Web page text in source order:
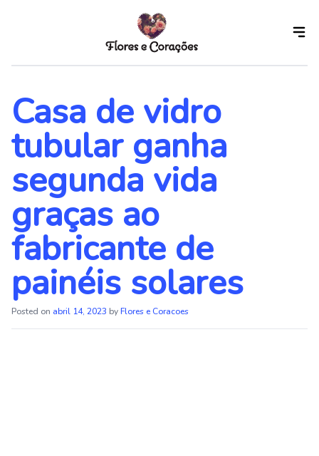
content
Casa de vidro
tubular ganha
segunda vida
graças ao
fabricante de
painéis solares
Posted on abril 14, 2023 byFlores e Coracoes